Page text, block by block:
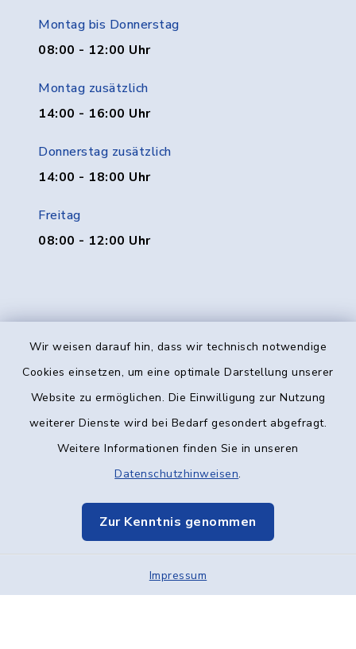
Wir weisen darauf hin, dass wir technisch notwendige
Cookies einsetzen, um eine optimale Darstellung unserer
Website zu ermöglichen. Die Einwilligung zur Nutzung
weiterer Dienste wird bei Bedarf gesondert abgefragt.
Weitere Informationen finden Sie in unseren
Datenschutzhinweisen.
Zur Kenntnis genommen
Impressum
Montag bis Donnerstag
08:00 - 12:00 Uhr
Montag zusätzlich
14:00 - 16:00 Uhr
Donnerstag zusätzlich
14:00 - 18:00 Uhr
Freitag
08:00 - 12:00 Uhr
Kontakt
Datenschutz
Elektronische Kommunikation
Sitemap